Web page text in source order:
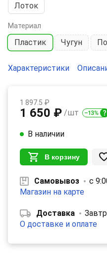
Лоток
Материал
Пластик Чугун
Характеристики
1 897.5 ₽
1 650 ₽ /шт
В наличии
В корзину
Самовывоз
с
Магазин на карте
Доставка
О доставке и оплате